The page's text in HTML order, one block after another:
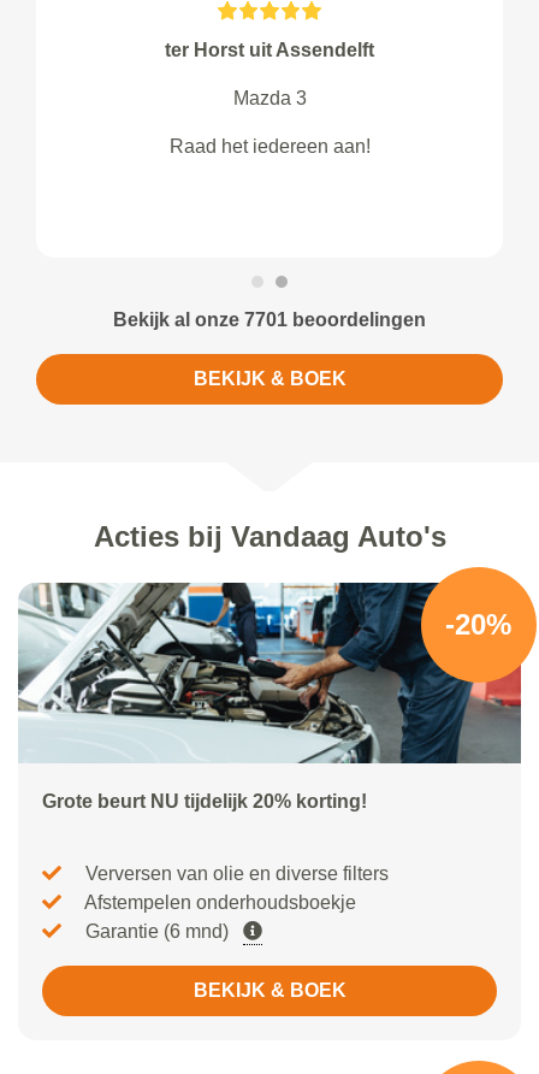
ter Horst uit Assendelft
Mazda 3
Raad het iedereen aan!
Bekijk al onze 7701 beoordelingen
BEKIJK & BOEK
Acties bij Vandaag Auto's
-20%
Grote beurt NU tijdelijk 20% korting!
Verversen van olie en diverse filters
Afstempelen onderhoudsboekje
Garantie (6 mnd)
BEKIJK & BOEK